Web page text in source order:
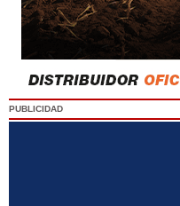
PUBLICIDAD